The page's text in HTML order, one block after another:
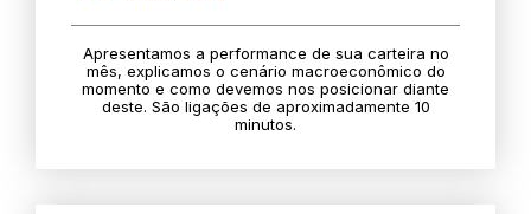
Apresentamos a performance de sua carteira no
mês, explicamos o cenário macroeconômico do
momento e como devemos nos posicionar diante
deste. São ligações de aproximadamente 10
minutos.